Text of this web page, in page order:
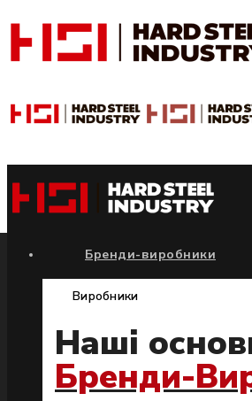
Бренди-виробники
Виробники
Наші
Бренди-